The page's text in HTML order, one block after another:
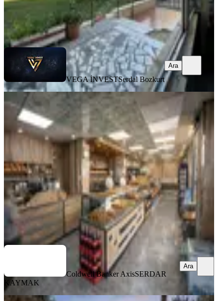
VEGA İNVESTSerdal Bozkurt
Ara
VEGA İNVESTSerdal Bozkurt
Ara
Ana Cadde Üzerinde Ekmek Ruhsatlı
Fırın Hazır Kurulu Devren
Muratpaşa, Sedir Mahallesi
·501 m² ·Düz Giriş (Zemin)· 20.02.2026
11.500.000 ₺12.250.000 ₺
Coldwell Banker AxisSERDAR KAYMAK
Coldwell Banker AxisSERDAR
KAYMAK
Ara